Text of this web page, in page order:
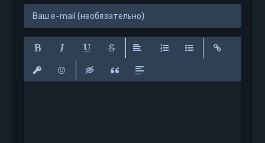
Полужирный
Курсив Подчеркнутый
ЗачеркнутыйВыравнивание